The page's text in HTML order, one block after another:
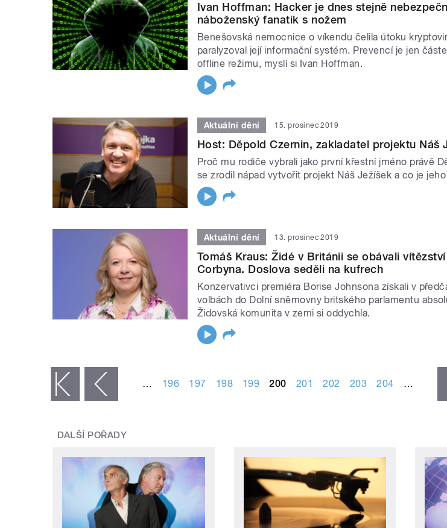
Ivan Hoffman: Hacker je dnes stejně
náboženský fanatik s nožem
Benešovská nemocnice o víkendu čelila útoku
paralyzoval její informační systém. Prevencí je jen
offline režimu, myslí si Ivan Hoffman.
Aktuální dění 15. prosinec 2019
Host: Děpold Czernin, zakladatel projektu Náš
Proč mu rodiče vybrali jako první křestní jméno právě
se zrodil nápad vytvořit projekt Náš Ježíšek a co je
Aktuální dění 13. prosinec 2019
Tomáš Kraus: Židé v Británii se obávali
Corbyna. Doslova seděli na kufrech
Konzervativci premiéra Borise Johnsona získali v
volbách do Dolní sněmovny britského parlamentu
Židovská komunita v zemi si oddychla.
‹ předchozí … 196 197 198 199 200 201 202 203 204 …
DALŠÍ POŘADY